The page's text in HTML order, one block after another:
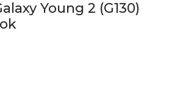
Young 2 (G130)